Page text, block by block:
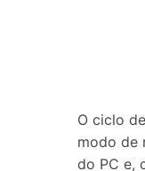
O ciclo
modo de
do PC e,